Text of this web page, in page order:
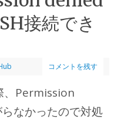
接続でき
コメントを残す
、Permission
なかったので対処